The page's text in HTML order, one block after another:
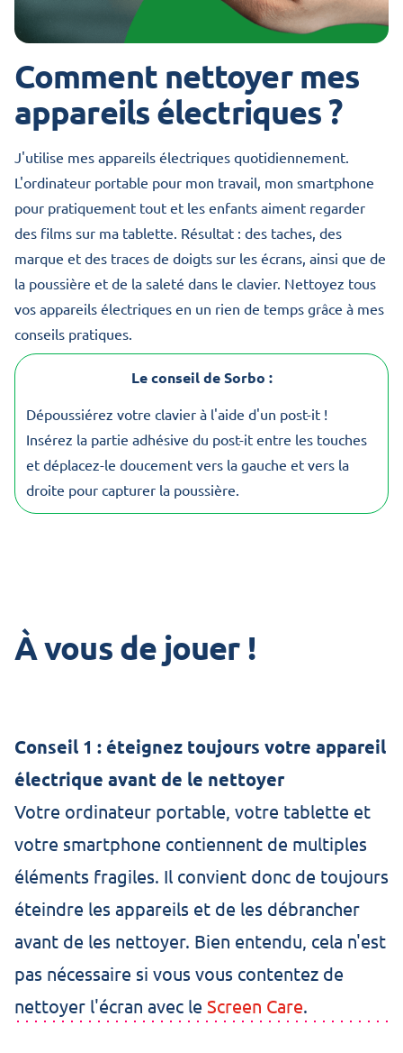
Comment nettoyer mes
appareils électriques ?
J'utilise mes appareils électriques quotidiennement.
L'ordinateur portable pour mon travail, mon smartphone
pour pratiquement tout et les enfants aiment regarder
des films sur ma tablette. Résultat : des taches, des
marque et des traces de doigts sur les écrans, ainsi que de
la poussière et de la saleté dans le clavier. Nettoyez tous
vos appareils électriques en un rien de temps grâce à mes
conseils pratiques.
Le conseil de Sorbo :
Dépoussiérez votre clavier à l'aide d'un post-it !
Insérez la partie adhésive du post-it entre les touches
et déplacez-le doucement vers la gauche et vers la
droite pour capturer la poussière.
À vous de jouer !
Conseil 1 : éteignez toujours votre appareil
électrique avant de le nettoyer
Votre ordinateur portable, votre tablette et
votre smartphone contiennent de multiples
éléments fragiles. Il convient donc de toujours
éteindre les appareils et de les débrancher
avant de les nettoyer. Bien entendu, cela n'est
pas nécessaire si vous vous contentez de
nettoyer l'écran avec le Screen Care.